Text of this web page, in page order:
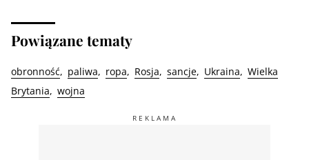
Powiązane tematy
obronność paliwa ropa Rosja sancje Ukraina
Wielka
Brytania
wojna